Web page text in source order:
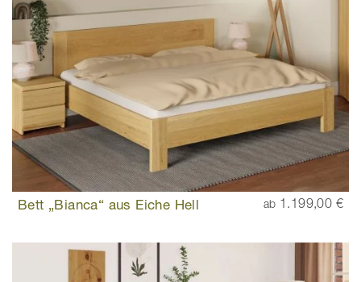
Bett „Bianca“ aus Eiche Hell ab 1.199,00 €